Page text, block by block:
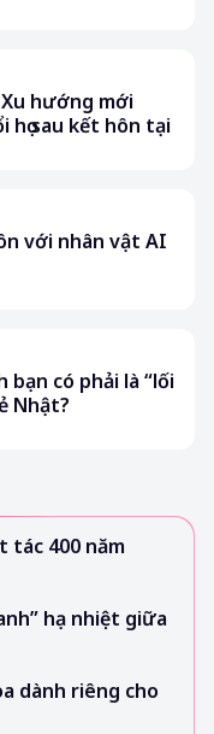
Xu hướng mới
sau kết hôn tại
với nhân vật AI
bạn có phải là “lối
Nhật?
tác 400 năm
hạ nhiệt giữa
dành riêng cho